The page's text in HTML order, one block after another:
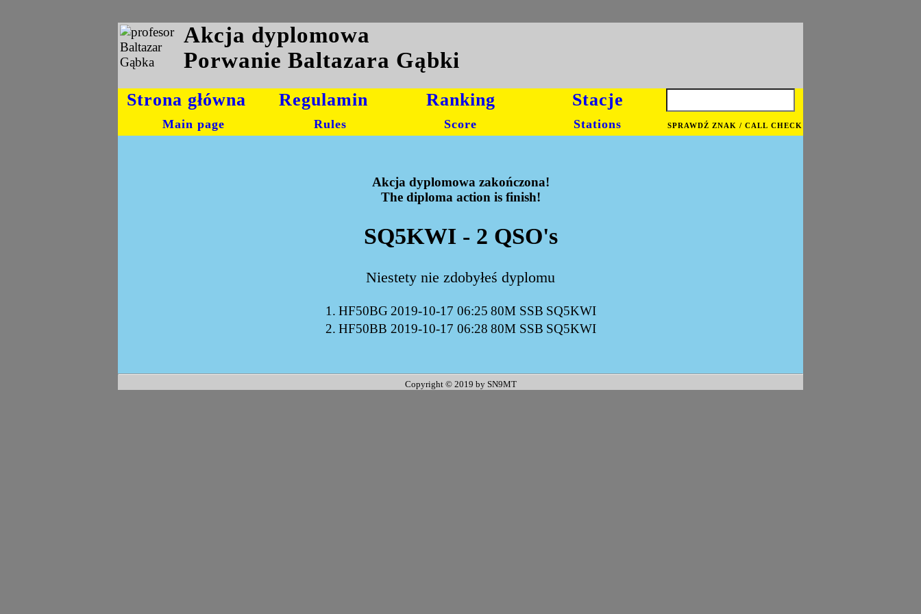
Akcja dyplomowa
Porwanie Baltazara Gąbki
Strona główna
Main page
Regulamin
Rules
Ranking
Score
Stacje
Stations SPRAWDŹ ZNAK / CALL CHECK
Akcja dyplomowa zakończona!
The diploma action is finish!
SQ5KWI - 2 QSO's
Niestety nie zdobyłeś dyplomu
1. HF50BG 2019-10-17 06:25 80M SSB SQ5KWI
2. HF50BB 2019-10-17 06:28 80M SSB SQ5KWI
Copyright © 2019 by SN9MT